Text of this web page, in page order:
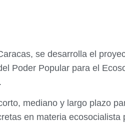
se desarrolla el
Poder Popular para el
mediano y largo plazo
en materia ecosocialista